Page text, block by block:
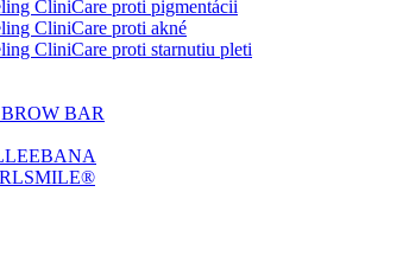
CliniCare proti pigmentácii
CliniCare proti akné
CliniCare proti starnutiu pleti
BAR